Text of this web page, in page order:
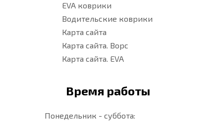
EVA коврики
Водительские коврики
Карта сайта
Карта сайта. Ворс
Карта сайта. EVA
Время работы
Понедельник - суббота: